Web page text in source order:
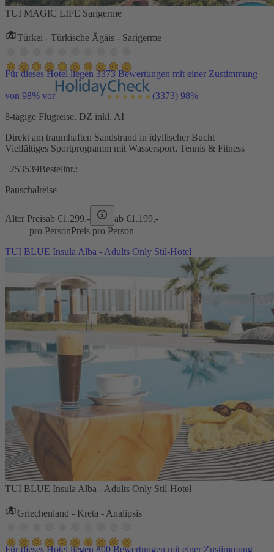
TUI MAGIC LIFE Sarigerme
Türkei - Türkische Ägäis - Sarigerme
Für dieses Hotel liegen 3373 Bewertungen mit einer Zustimmung
von 98% vor (3373) 98%
8-tägige Flugreise, DZ inkl. AI
Direkt am traumhaften Sandstrand in idyllischer Bucht
Vielfältiges Sportprogramm mit Wassersport, Tennis & Fitness
253539Bestellnr.:
Pauschalreise
Alter Preisab €1.299,- ab €1.199,-
pro PersonPreis pro Person
TUI BLUE Insula Alba - Adults Only Stil-Hotel
TUI BLUE Insula Alba - Adults Only Stil-Hotel
Griechenland - Kreta - Analipsis
Für dieses Hotel liegen 800 Bewertungen mit einer Zustimmung